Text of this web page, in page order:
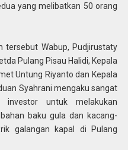
yang melibatkan 50 orang
Wabup, Pudjirustaty
Pulang Pisau Halidi, Kepala
Untung Riyanto dan Kepala
Syahrani mengaku sangat
investor untuk melakukan
baku gula dan kacang-
galangan kapal di Pulang